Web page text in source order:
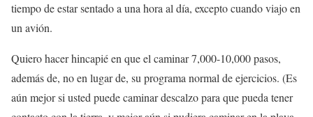
tiempo de estar sentado a una hora al día, excepto cuando viajo en
un avión.
Quiero hacer hincapié en que el caminar 7,000-10,000 pasos,
además de, no en lugar de, su programa normal de ejercicios. (Es
aún mejor si usted puede caminar descalzo para que pueda tener